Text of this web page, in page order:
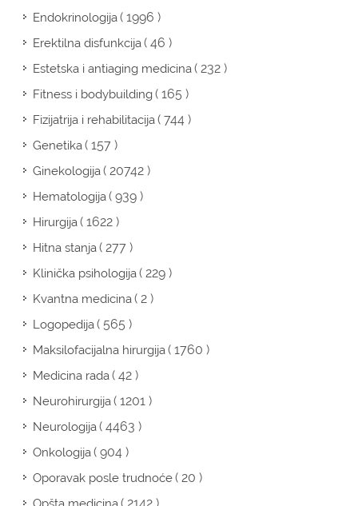
Endokrinologija( 1996 )
Erektilna disfunkcija( 46 )
Estetska i antiaging medicina( 232 )
Fitness i bodybuilding( 165 )
Fizijatrija i rehabilitacija( 744 )
Genetika( 157 )
Ginekologija( 20742 )
Hematologija( 939 )
Hirurgija( 1622 )
Hitna stanja( 277 )
Klinička psihologija( 229 )
Kvantna medicina( 2 )
Logopedija( 565 )
Maksilofacijalna hirurgija( 1760 )
Medicina rada( 42 )
Neurohirurgija( 1201 )
Neurologija( 4463 )
Onkologija( 904 )
Oporavak posle trudnoće( 20 )